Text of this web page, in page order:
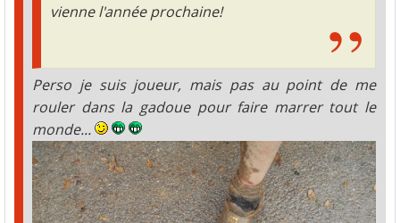
vienne l'année prochaine!
Perso je suis joueur, mais pas au point de me
rouler dans la gadoue pour faire marrer tout le
monde...